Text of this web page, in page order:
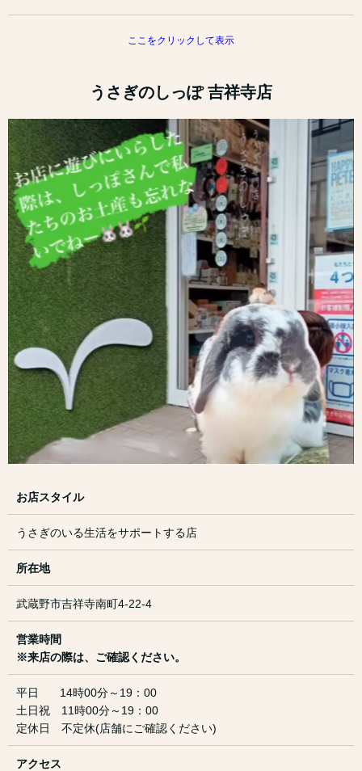
ここをクリックして表示
うさぎのしっぽ 吉祥寺店
お店スタイル
うさぎのいる生活をサポートする店
所在地
武蔵野市吉祥寺南町4-22-4
営業時間
※来店の際は、ご確認ください。
平日 14時00分～19：00
土日祝 11時00分～19：00
定休日 不定休(店舗にご確認ください)
アクセス